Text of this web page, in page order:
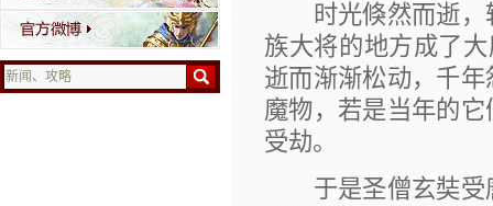
时光倏然而逝，
族大将的地方成了
逝而渐渐松动，千
魔物，若是当年的
受劫。
于是圣僧玄奘受